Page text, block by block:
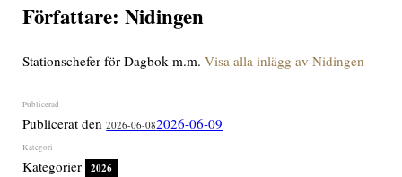
Författare: Nidingen
Stationschefer för Dagbok m.m.Visa alla inlägg av Nidingen
Publicerat den2026-06-082026-06-09
Kategorier 2026